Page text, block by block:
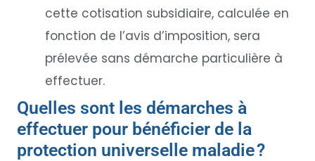
cette cotisation subsidiaire, calculée en
fonction de l’avis d’imposition, sera
prélevée sans démarche particulière à
effectuer.
Quelles sont les démarches à
effectuer pour bénéficier de la
protection universelle maladie ?